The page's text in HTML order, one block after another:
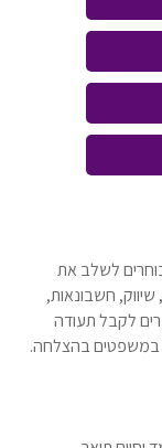
לשלב את
חשבונאות,
לקבל תעודה